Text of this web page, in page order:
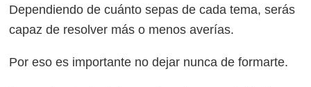
Dependiendo de cuánto sepas de cada tema, serás
capaz de resolver más o menos averías.
Por eso es importante no dejar nunca de formarte.